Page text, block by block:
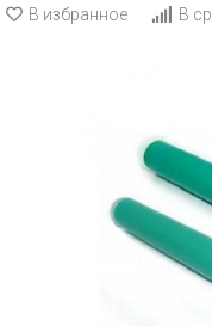
В избранное
В